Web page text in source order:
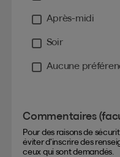
Après-midi
Soir
Aucune
Commentaires
Pour des raisons de
éviter d’inscrire des
ceux qui sont demandés.